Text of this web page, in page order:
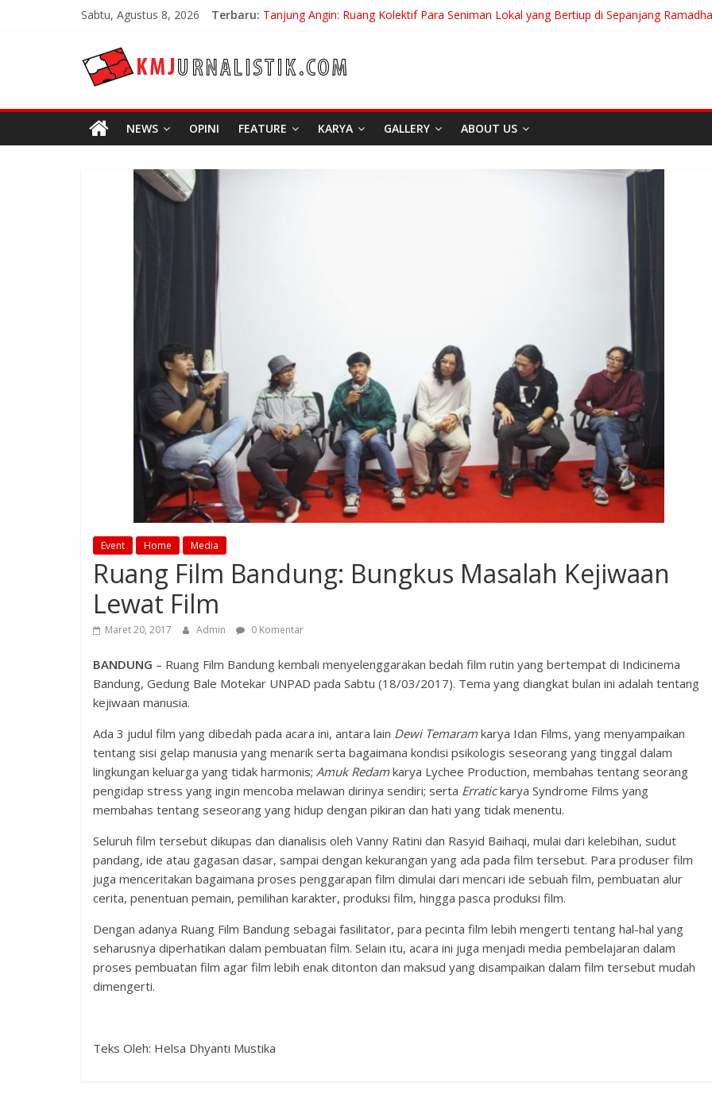
Sabtu, Agustus 8, 2026 Terbaru: Tanjung Angin: Ruang Kolektif Para Seniman Lokal yang Bertiup di Sepanjang
Bojan Hodak Sang “Messiah” Dari Zagreb Untuk Bandung
KMJURNALISTIK
NEWS OPINI FEATURE KARYA GALLERY ABOUT US
Event Home Media
Ruang Film Bandung: Bungkus Masalah Kejiwaan
Lewat Film
Maret 20, 2017 Admin 0 Komentar
BANDUNG – Ruang Film Bandung kembali menyelenggarakan bedah film rutin yang bertempat di Indicinema
Bandung, Gedung Bale Motekar UNPAD pada Sabtu (18/03/2017). Tema yang diangkat bulan ini adalah tentang
kejiwaan manusia.
Ada 3 judul film yang dibedah pada acara ini, antara lain Dewi Temaram karya Idan Films, yang menyampaikan
tentang sisi gelap manusia yang menarik serta bagaimana kondisi psikologis seseorang yang tinggal dalam
lingkungan keluarga yang tidak harmonis; Amuk Redam karya Lychee Production, membahas tentang seorang
pengidap stress yang ingin mencoba melawan dirinya sendiri; serta Erratickarya Syndrome Films yang
membahas tentang seseorang yang hidup dengan pikiran dan hati yang tidak menentu.
Seluruh film tersebut dikupas dan dianalisis oleh Vanny Ratini dan Rasyid Baihaqi, mulai dari kelebihan, sudut
pandang, ide atau gagasan dasar, sampai dengan kekurangan yang ada pada film tersebut. Para produser film
juga menceritakan bagaimana proses penggarapan film dimulai dari mencari ide sebuah film, pembuatan alur
cerita, penentuan pemain, pemilihan karakter, produksi film, hingga pasca produksi film.
Dengan adanya Ruang Film Bandung sebagai fasilitator, para pecinta film lebih mengerti tentang hal-hal yang
seharusnya diperhatikan dalam pembuatan film. Selain itu, acara ini juga menjadi media pembelajaran dalam
proses pembuatan film agar film lebih enak ditonton dan maksud yang disampaikan dalam film tersebut mudah
dimengerti.
Teks Oleh: Helsa Dhyanti Mustika
Media
Di Bandung Di Asia Afrika
Untuk Dunia Tanpa
Zionisme dan Kolonialisme